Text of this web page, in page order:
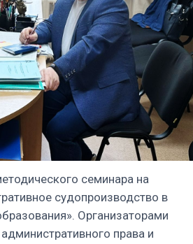
семинара на
судопроизводство в
Организаторами
права и